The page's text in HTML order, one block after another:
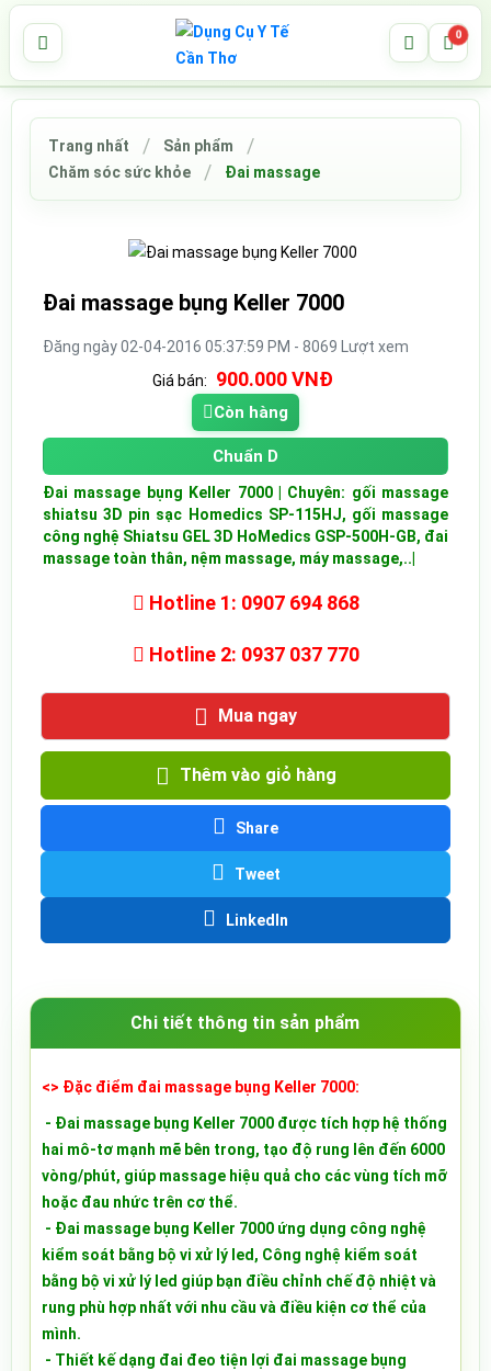
0
Trang nhất
Sản phẩm
Chăm sóc sức khỏe
Đai massage
Đai massage bụng Keller 7000
Đăng ngày 02-04-2016 05:37:59 PM - 8069 Lượt xem
Giá bán:
900.000 VNĐ
Còn hàng
Chuẩn D
Đai massage bụng Keller 7000 | Chuyên: gối massage
shiatsu 3D pin sạc Homedics SP-115HJ, gối massage
công nghệ Shiatsu GEL 3D HoMedics GSP-500H-GB, đai
massage toàn thân, nệm massage, máy massage,..|
Hotline 1: 0907 694 868
Hotline 2: 0937 037 770
Mua ngay
Thêm vào giỏ hàng
Share
Tweet
LinkedIn
Chi tiết thông tin sản phẩm
<> Đặc điểm đai massage bụng Keller 7000:
- Đai massage bụng Keller 7000 được tích hợp hệ thống
hai mô-tơ mạnh mẽ bên trong, tạo độ rung lên đến 6000
vòng/phút, giúp massage hiệu quả cho các vùng tích mỡ
hoặc đau nhức trên cơ thể.
- Đai massage bụng Keller 7000 ứng dụng công nghệ
kiểm soát bằng bộ vi xử lý led, Công nghệ kiểm soát
bằng bộ vi xử lý led giúp bạn điều chỉnh chế độ nhiệt và
rung phù hợp nhất với nhu cầu và điều kiện cơ thể của
mình.
- Thiết kế dạng đai đeo tiện lợi đai massage bụng